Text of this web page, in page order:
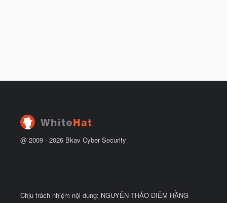
@ 2009 - 2026 Bkav Cyber Security
Chịu trách nhiệm nội dung: NGUYỄN THẢO DIỄM HẰNG